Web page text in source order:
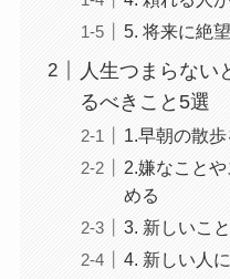
5. 将来に絶
人生つまらない
るべきこと5選
1.早朝の散
2.嫌なこと
める
3. 新しいこ
4. 新しい人